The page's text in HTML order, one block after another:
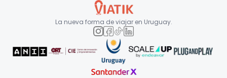
La nueva forma de viajar en Uruguay.